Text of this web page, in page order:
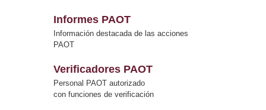
Informes PAOT
Información destacada de las acciones
PAOT
Verificadores PAOT
Personal PAOT autorizado
con funciones de verificación